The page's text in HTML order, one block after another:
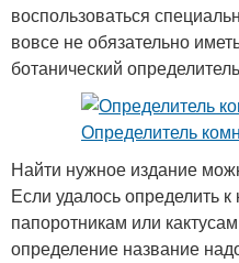
воспользоваться
вовсе не обязательно
ботанический
Найти нужное издание
Если удалось определить
папоротникам или
определение название